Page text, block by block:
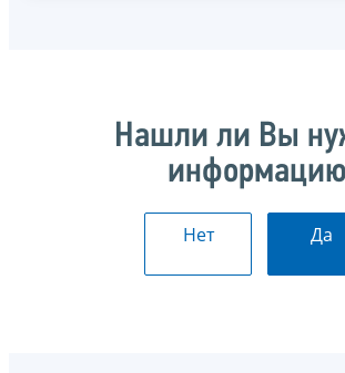
Нашли ли Вы
Нет Да